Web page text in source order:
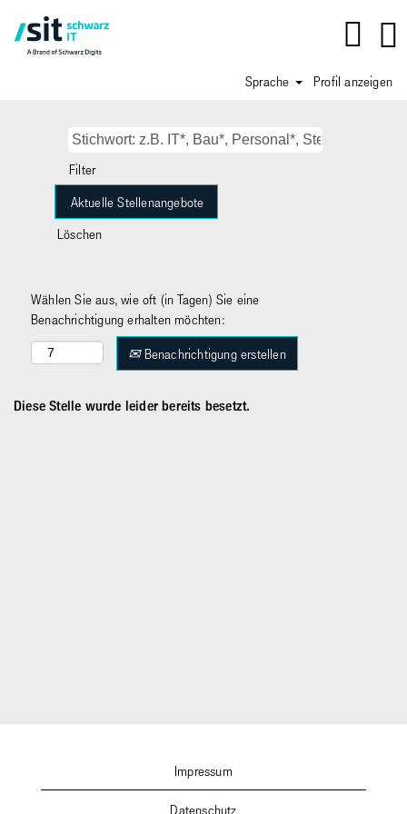
Sprache Profil anzeigen
Filter
Löschen
Wählen Sie aus, wie oft (in Tagen) Sie eine
Benachrichtigung erhalten möchten:
Benachrichtigung erstellen
Diese Stelle wurde leider bereits besetzt.
Impressum
Datenschutz